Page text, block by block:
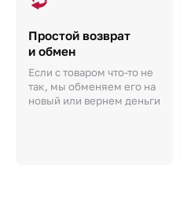
Простой возврат
и обмен
Если с товаром что-то не
так, мы обменяем его на
новый или вернем деньги